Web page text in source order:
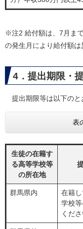
※注2 給付額は、7月ま
の発生月により給付額は
4．提出期限・
提出期限等は以下のと
表
生徒の在籍す
る高等学校等
の所在地
群馬県内
在籍
学校
くださ